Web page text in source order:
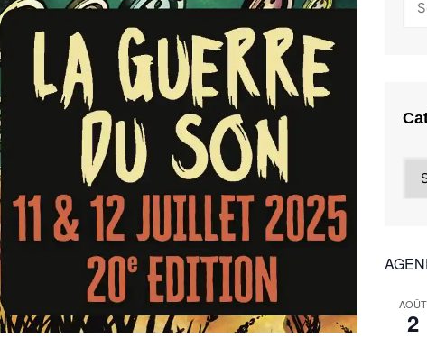
AOÛT
2